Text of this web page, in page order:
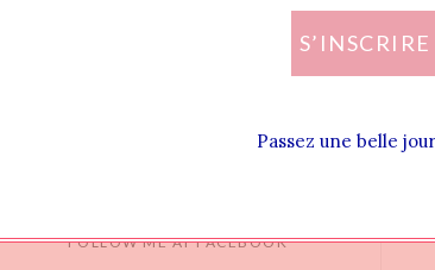
FOLLOW ME AT FACEBOOK
S’INSCRIRE
Passez une belle